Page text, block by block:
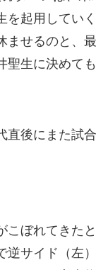
を起用してい
ませるのと、
聖生に決めて
直後にまた試
こぼれてきた
逆サイド（左